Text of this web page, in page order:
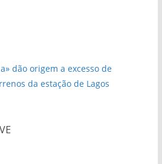
dão origem a excesso de
da estação de Lagos